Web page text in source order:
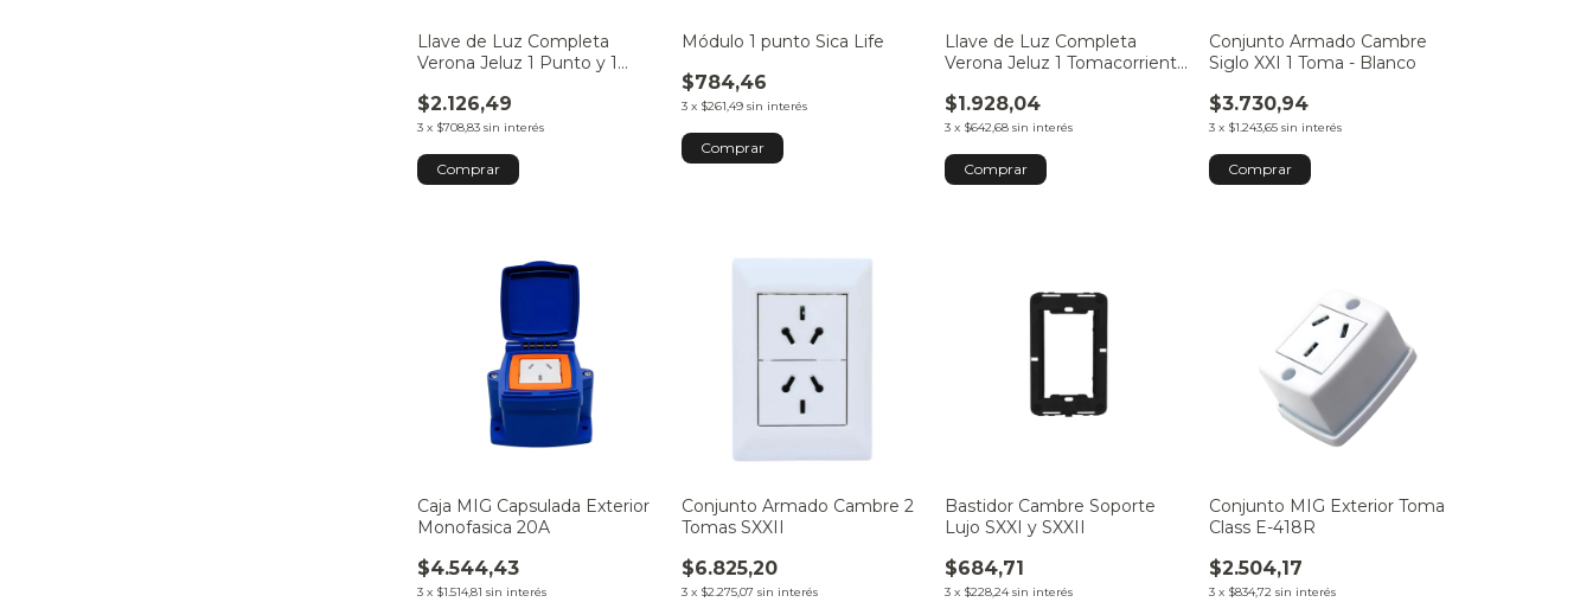
Llave de Luz Completa
Verona Jeluz 1 Punto y 1
$2.126,49
3 x $708,83 sin interés
Módulo 1 punto Sica Life
$784,46
3 x $261,49 sin interés
Llave de Luz Completa
Verona Jeluz 1 Tomacorriente
$1.928,04
3 x $642,68 sin interés
Conjunto Armado Cambre
Siglo XXI 1 Toma - Blanco
$3.730,94
3 x $1.243,65 sin interés
Caja MIG Capsulada Exterior
Monofasica 20A
$4.544,43
3 x $1.514,81 sin interés
Conjunto Armado Cambre 2
Tomas SXXII
$6.825,20
3 x $2.275,07 sin interés
Bastidor Cambre Soporte
Lujo SXXI y SXXII
$684,71
3 x $228,24 sin interés
Conjunto MIG Exterior Toma
Class E-418R
$2.504,17
3 x $834,72 sin interés